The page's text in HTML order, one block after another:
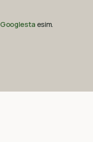
Googlesta esim.